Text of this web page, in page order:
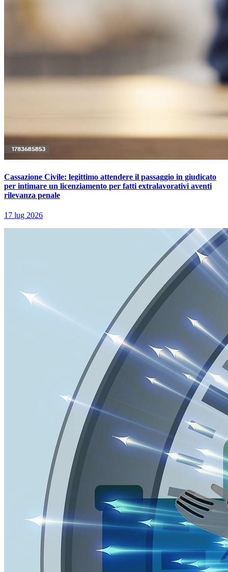
Cassazione Civile: legittimo attendere il passaggio in giudicato
per intimare un licenziamento per fatti extralavorativi aventi
rilevanza penale
17 lug 2026